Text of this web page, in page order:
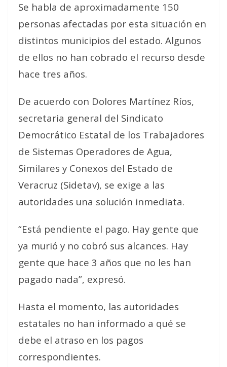
Se habla de aproximadamente 150
personas afectadas por esta situación en
distintos municipios del estado. Algunos
de ellos no han cobrado el recurso desde
hace tres años.
De acuerdo con Dolores Martínez Ríos,
secretaria general del Sindicato
Democrático Estatal de los Trabajadores
de Sistemas Operadores de Agua,
Similares y Conexos del Estado de
Veracruz (Sidetav), se exige a las
autoridades una solución inmediata.
“Está pendiente el pago. Hay gente que
ya murió y no cobró sus alcances. Hay
gente que hace 3 años que no les han
pagado nada”, expresó.
Hasta el momento, las autoridades
estatales no han informado a qué se
debe el atraso en los pagos
correspondientes.